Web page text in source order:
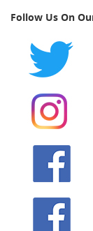
Follow Us On